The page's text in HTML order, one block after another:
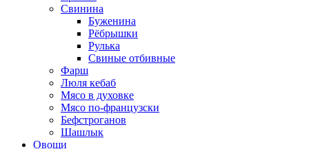
Свинина
Буженина
Рёбрышки
Рулька
Свиные отбивные
Фарш
Люля кебаб
Мясо в духовке
Мясо по-французски
Бефстроганов
Шашлык
Овощи